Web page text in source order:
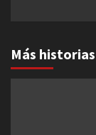
Más historias